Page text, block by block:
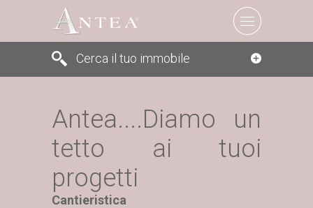
Cerca il tuo immobile
Antea....Diamo un
tetto ai tuoi
progetti
Cantieristica